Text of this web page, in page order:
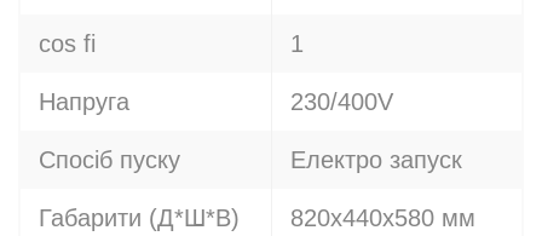
cos fi 1
Напруга 230/400V
Спосіб пуску Електро запуск
Габарити (Д*Ш*В) 820х440х580 мм